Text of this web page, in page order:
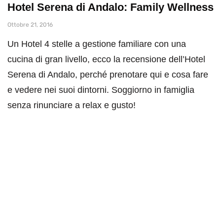
Hotel Serena di Andalo: Family Wellness
Ottobre 21, 2016
Un Hotel 4 stelle a gestione familiare con una
cucina di gran livello, ecco la recensione dell’Hotel
Serena di Andalo, perché prenotare qui e cosa fare
e vedere nei suoi dintorni. Soggiorno in famiglia
senza rinunciare a relax e gusto!